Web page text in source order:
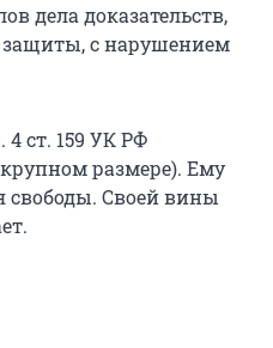
дела доказательств,
с нарушением
ст. 159 УК РФ
размере). Ему
свободы. Своей вины